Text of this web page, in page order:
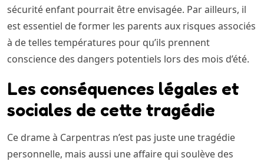
sécurité enfant pourrait être envisagée. Par ailleurs, il
est essentiel de former les parents aux risques associés
à de telles températures pour qu’ils prennent
conscience des dangers potentiels lors des mois d’été.
Les conséquences légales et
sociales de cette tragédie
Ce drame à Carpentras n’est pas juste une tragédie
personnelle, mais aussi une affaire qui soulève des